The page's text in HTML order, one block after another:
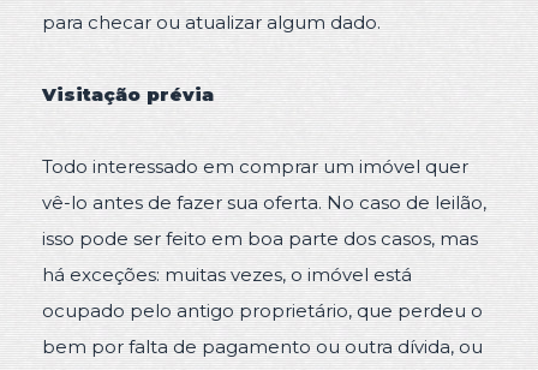
para checar ou atualizar algum dado.
Visitação prévia
Todo interessado em comprar um imóvel quer
vê-lo antes de fazer sua oferta. No caso de leilão,
isso pode ser feito em boa parte dos casos, mas
há exceções: muitas vezes, o imóvel está
ocupado pelo antigo proprietário, que perdeu o
bem por falta de pagamento ou outra dívida, ou